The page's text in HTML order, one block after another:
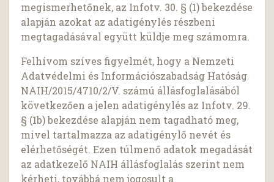
megismerhetőnek, az Infotv. 30. § (1) bekezdése
alapján azokat az adatigénylés részbeni
megtagadásával együtt küldje meg számomra.
Felhívom szíves figyelmét, hogy a Nemzeti
Adatvédelmi és Információszabadság Hatóság
NAIH/2015/4710/2/V. számú állásfoglalásából
következően a jelen adatigénylés az Infotv. 29.
§ (1b) bekezdése alapján nem tagadható meg,
mivel tartalmazza az adatigénylő nevét és
elérhetőségét. Ezen túlmenő adatok megadását
az adatkezelő NAIH állásfoglalás szerint nem
kérheti, továbbá nem jogosult a